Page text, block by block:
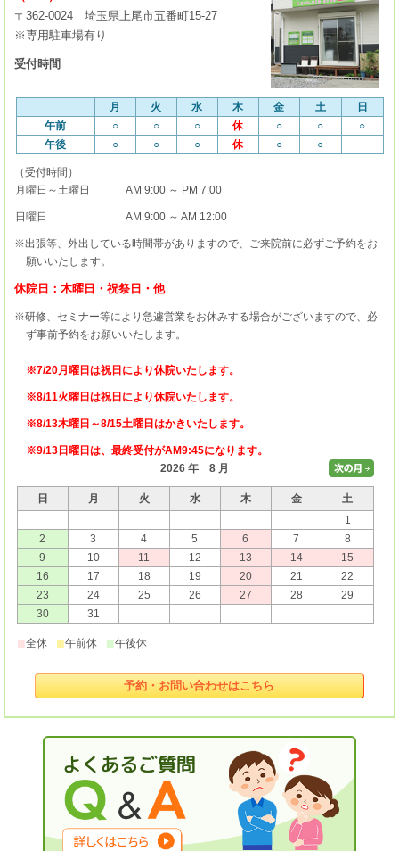
〒362-0024 埼玉県上尾市五番町15-27
※専用駐車場有り
受付時間
月 火 水 木 金 土
日
午前
○ ○ ○ 休 ○ ○
○
午後
○ ○ ○ 休 ○ ○ -
（受付時間）
月曜日～土曜日
AM 9:00 ～ PM 7:00
日曜日 AM 9:00 ～ AM 12:00
※出張等、外出している時間帯がありますので、ご来院前に必ずご予約をお
願いいたします。
休院日：木曜日・祝祭日・他
※研修、セミナー等により急遽営業をお休みする場合がございますので、必
ず事前予約をお願いいたします。
※7/20月曜日は祝日により休院いたします。
※8/11火曜日は祝日により休院いたします。
※8/13木曜日～8/15土曜日はかきいたします。
※9/13日曜日は、最終受付がAM9:45になります。
2026 年 8 月
日 月 火 水 木 金
土
1
2
3 4 5 6 7
8
9
10 11 12 13 14
15
16
17 18 19 20 21
22
23
24 25 26 27 28
29
30
31
■全休 ■午前休 ■午後休
予約・お問い合わせはこちら